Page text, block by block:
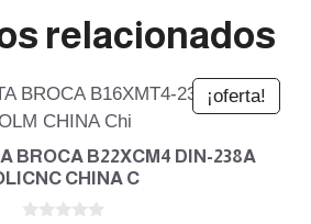
relacionados
¡oferta!
BROCA B22XCM4 DIN-238A
CHINA C